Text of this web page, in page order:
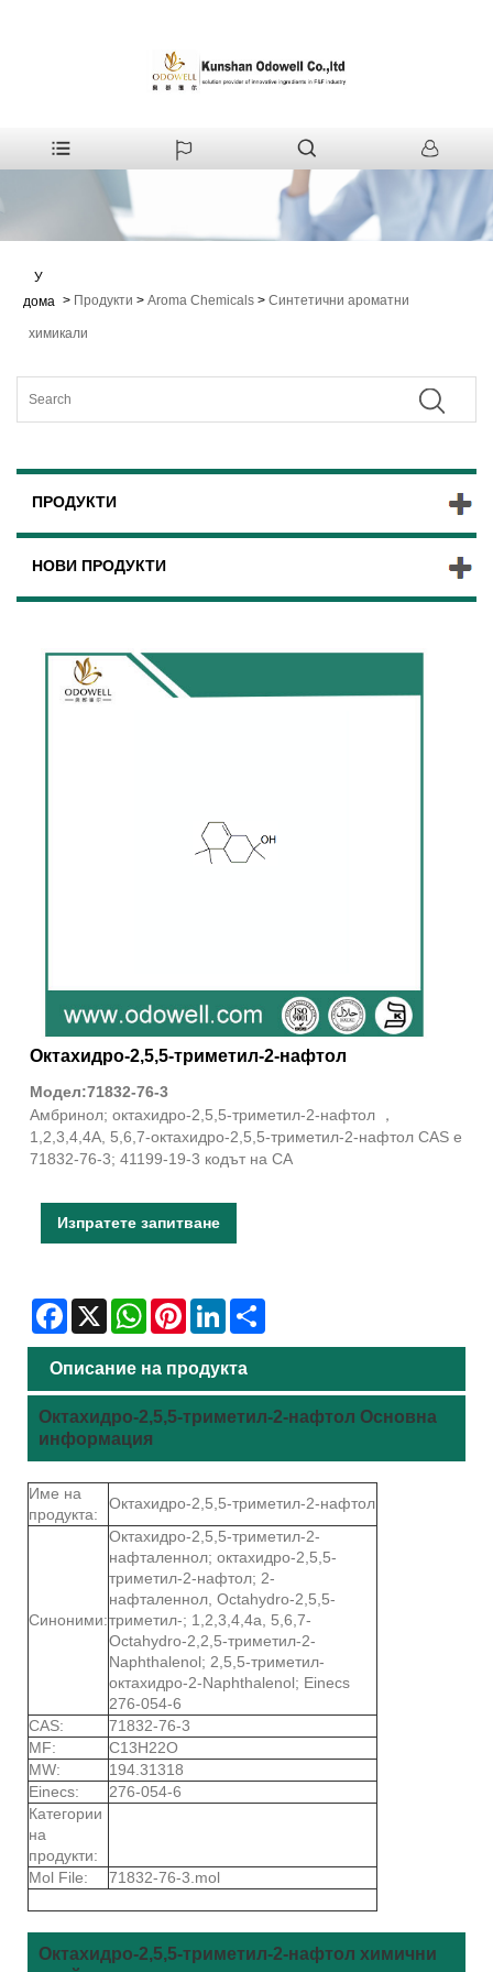
У
дома > Продукти > Aroma Chemicals > Синтетични ароматни
химикали
ПРОДУКТИ
НОВИ ПРОДУКТИ
Октахидро-2,5,5-триметил-2-нафтол
Модел:71832-76-3
Амбринол; октахидро-2,5,5-триметил-2-нафтол ，
1,2,3,4,4А, 5,6,7-октахидро-2,5,5-триметил-2-нафтол CAS е
71832-76-3; 41199-19-3 кодът на CA
Изпратете запитване
Facebook
X WhatsAppPinterestLinkedIn
Описание на продукта
Октахидро-2,5,5-триметил-2-нафтол Основна
информация
Име на
продукта:
Октахидро-2,5,5-триметил-2-нафтол
Синоними:
Октахидро-2,5,5-триметил-2-
нафталеннол; октахидро-2,5,5-
триметил-2-нафтол; 2-
нафталеннол, Octahydro-2,5,5-
триметил-; 1,2,3,4,4a, 5,6,7-
Octahydro-2,2,5-триметил-2-
Naphthalenol; 2,5,5-триметил-
октахидро-2-Naphthalenol; Einecs
276-054-6
CAS:
71832-76-3
MF:
C13H22O
MW:
194.31318
Einecs:
276-054-6
Категории
на
продукти:
Mol File:
71832-76-3.mol
Октахидро-2,5,5-триметил-2-нафтол химични